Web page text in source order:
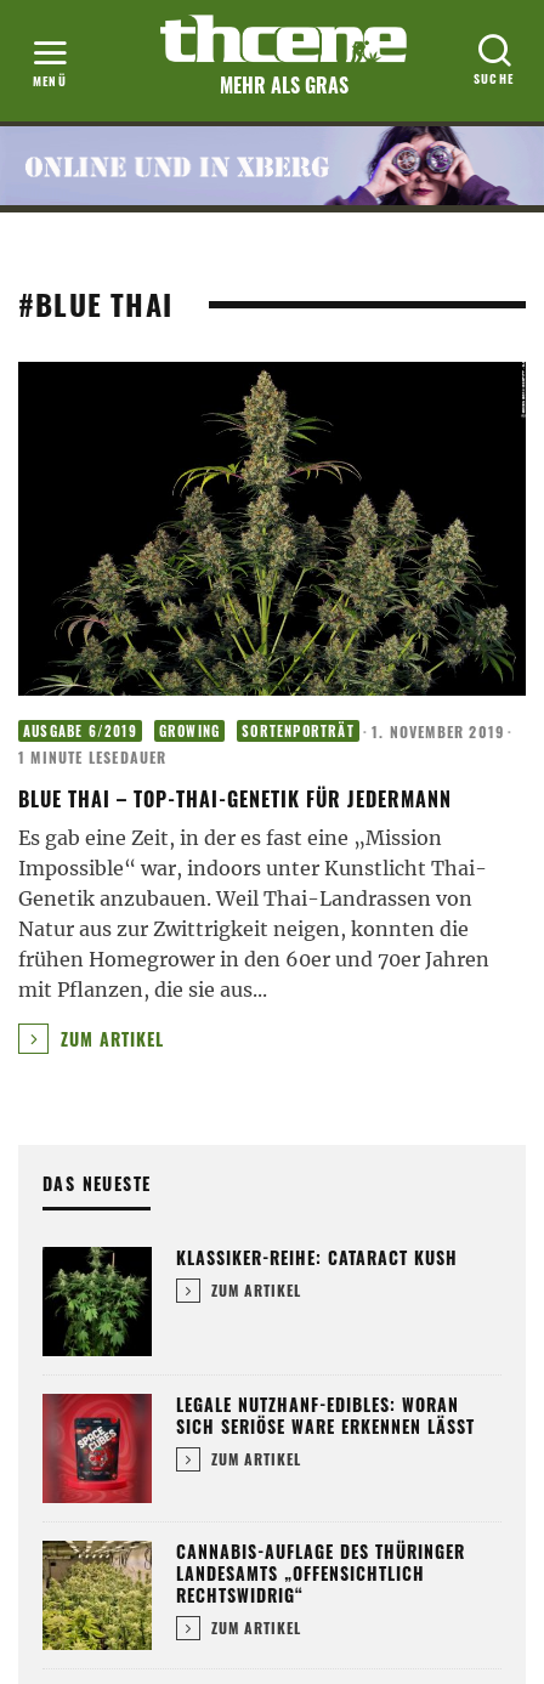
MEHR ALS GRAS
#BLUE THAI
AUSGABE 6/2019 GROWING SORTENPORTRÄT · 1. NOVEMBER 2019 ·
1 MINUTE LESEDAUER
BLUE THAI – TOP-THAI-GENETIK FÜR JEDERMANN
Es gab eine Zeit, in der es fast eine „Mission
Impossible“ war, indoors unter Kunstlicht Thai-
Genetik anzubauen. Weil Thai-Landrassen von
Natur aus zur Zwittrigkeit neigen, konnten die
frühen Homegrower in den 60er und 70er Jahren
mit Pflanzen, die sie aus...
ZUM ARTIKEL
DAS NEUESTE
KLASSIKER-REIHE: CATARACT KUSH
ZUM ARTIKEL
LEGALE NUTZHANF-EDIBLES: WORAN
SICH SERIÖSE WARE ERKENNEN LÄSST
ZUM ARTIKEL
CANNABIS-AUFLAGE DES THÜRINGER
LANDESAMTS „OFFENSICHTLICH
RECHTSWIDRIG“
ZUM ARTIKEL